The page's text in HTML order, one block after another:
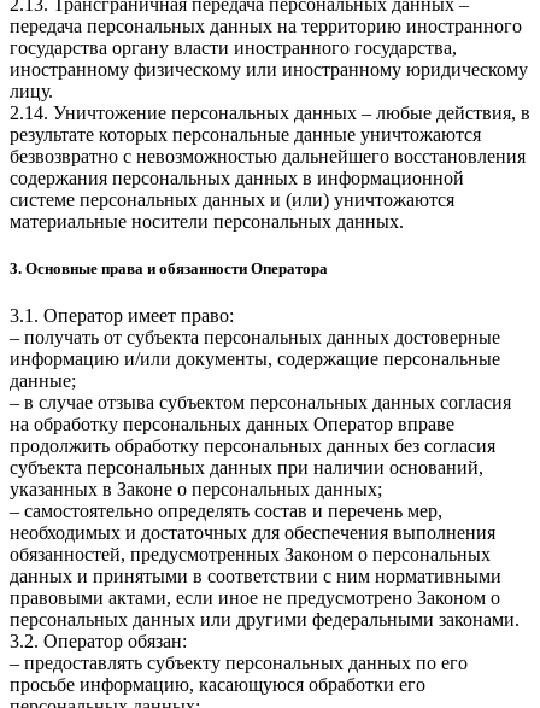
2.13. Трансграничная передача персональных данных –
передача персональных данных на территорию иностранного
государства органу власти иностранного государства,
иностранному физическому или иностранному юридическому
лицу.
2.14. Уничтожение персональных данных – любые действия, в
результате которых персональные данные уничтожаются
безвозвратно с невозможностью дальнейшего восстановления
содержания персональных данных в информационной
системе персональных данных и (или) уничтожаются
материальные носители персональных данных.
3. Основные права и обязанности Оператора
3.1. Оператор имеет право:
– получать от субъекта персональных данных достоверные
информацию и/или документы, содержащие персональные
данные;
– в случае отзыва субъектом персональных данных согласия
на обработку персональных данных Оператор вправе
продолжить обработку персональных данных без согласия
субъекта персональных данных при наличии оснований,
указанных в Законе о персональных данных;
– самостоятельно определять состав и перечень мер,
необходимых и достаточных для обеспечения выполнения
обязанностей, предусмотренных Законом о персональных
данных и принятыми в соответствии с ним нормативными
правовыми актами, если иное не предусмотрено Законом о
персональных данных или другими федеральными законами.
3.2. Оператор обязан:
– предоставлять субъекту персональных данных по его
просьбе информацию, касающуюся обработки его